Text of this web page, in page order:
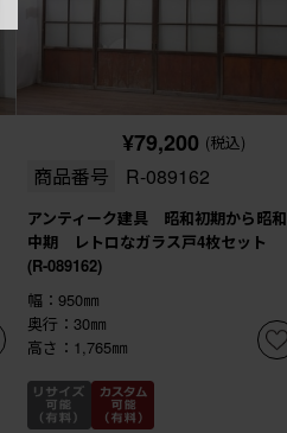
¥79,200 (税込)
商品番号 R-089162
アンティーク建具 昭和初期から昭和
中期 レトロなガラス戸4枚セット
(R-089162)
幅：950㎜
奥行：30㎜
高さ：1,765㎜